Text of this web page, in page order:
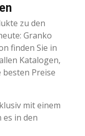
zu den
Granko
finden Sie in
Katalogen,
Preise
mit einem
es in den